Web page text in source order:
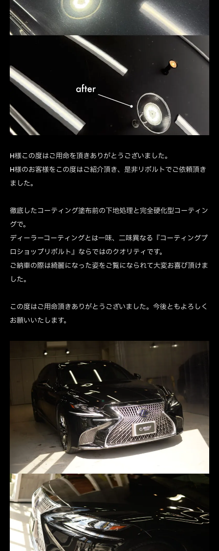
H様この度はご用命を頂きありがとうございました。
H様のお客様をこの度はご紹介頂き、是非リボルトでご依頼頂き
ました。
徹底したコーティング塗布前の下地処理と完全硬化型コーティン
グで。
ディーラーコーティングとは一味、二味異なる『コーティングプ
ロショップリボルト』ならではのクオリティです。
ご納車の際は綺麗になった姿をご覧になられて大変お喜び頂けま
した。
この度はご用命頂きありがとうございました。今後ともよろしく
お願いいたします。